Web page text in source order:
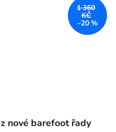
z nové barefoot řady
1 360
KČ
–20 %